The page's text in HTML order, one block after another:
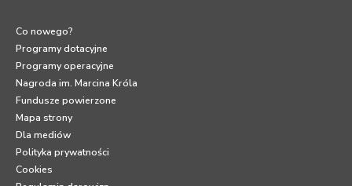
Co nowego?
Programy dotacyjne
Programy operacyjne
Nagroda im. Marcina Króla
Fundusze powierzone
Mapa strony
Dla mediów
Polityka prywatności
Cookies